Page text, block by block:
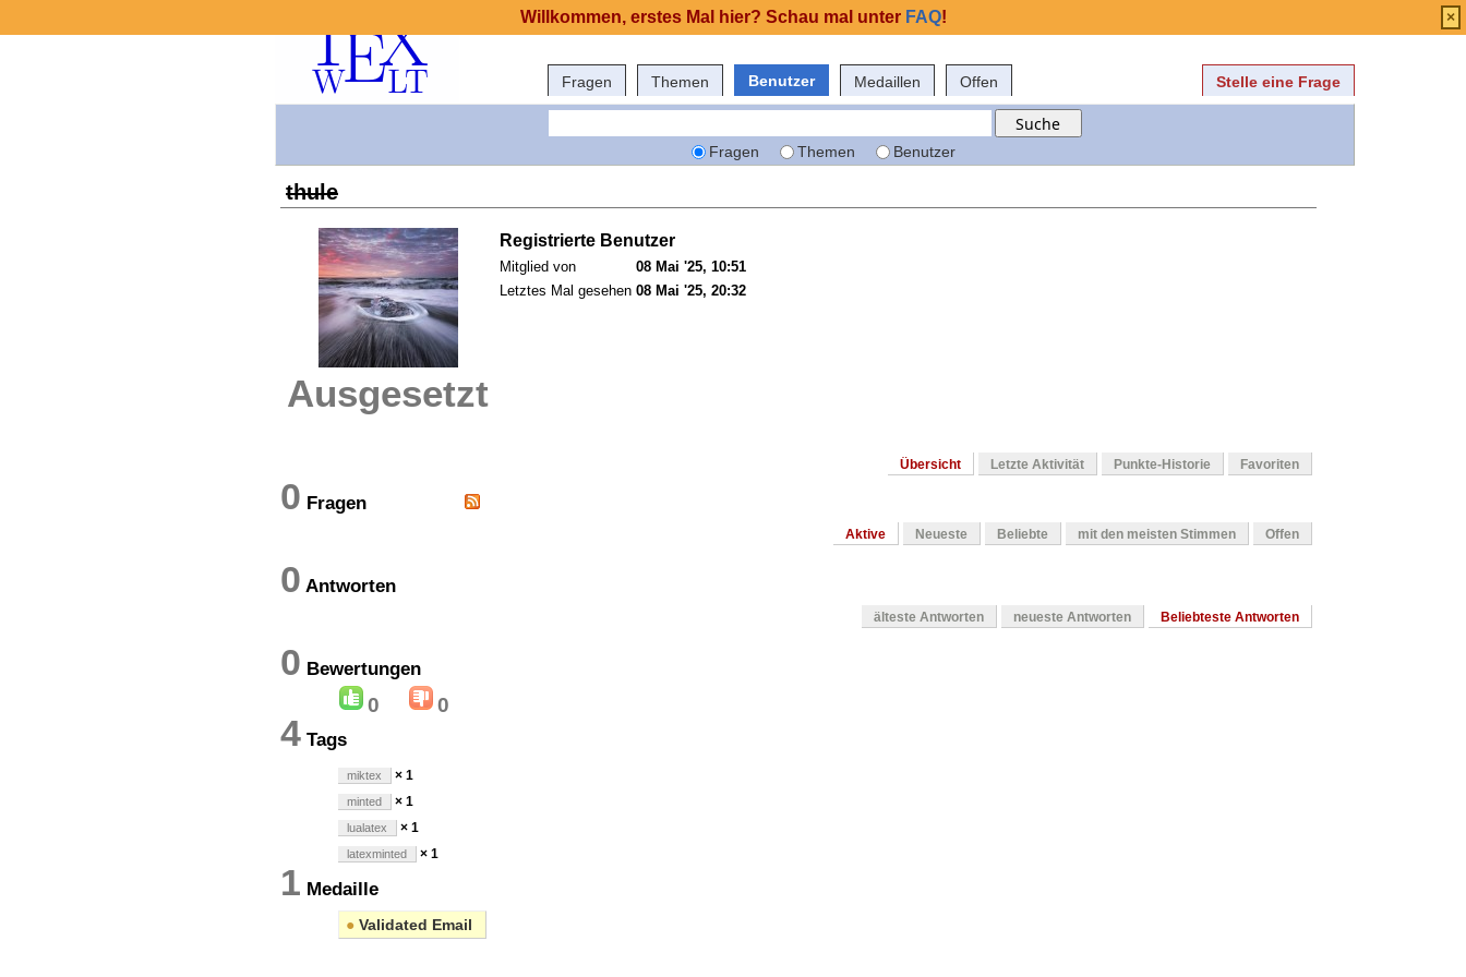
Fragen Themen Benutzer Medaillen Offen Stelle eine Frage
Fragen Themen Benutzer
thule
Ausgesetzt
Registrierte Benutzer
Mitglied von
08 Mai '25, 10:51
Letztes Mal gesehen 08 Mai '25, 20:32
Übersicht Letzte Aktivität Punkte-Historie Favoriten
0 Fragen
Aktive Neueste Beliebte mit den meisten Stimmen Offen
0 Antworten
älteste Antworten neueste Antworten Beliebteste Antworten
0 Bewertungen
0 0
4 Tags
miktex × 1
minted × 1
lualatex × 1
latexminted × 1
1 Medaille
● Validated Email
Willkommen, erstes Mal hier? Schau mal unter FAQ! ×